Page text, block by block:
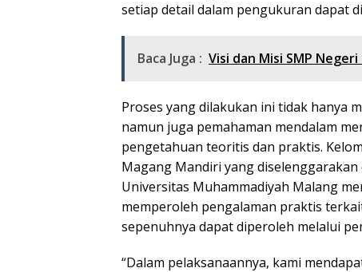
setiap detail dalam pengukuran dapat
Baca Juga : Visi dan Misi SMP
Proses yang dilakukan ini tidak hanya
namun juga pemahaman mendalam
pengetahuan teoritis dan praktis.
Magang Mandiri yang
Universitas Muhammadiyah Malang
memperoleh pengalaman praktis
sepenuhnya dapat diperoleh melalui
“Dalam pelaksanaannya, kami